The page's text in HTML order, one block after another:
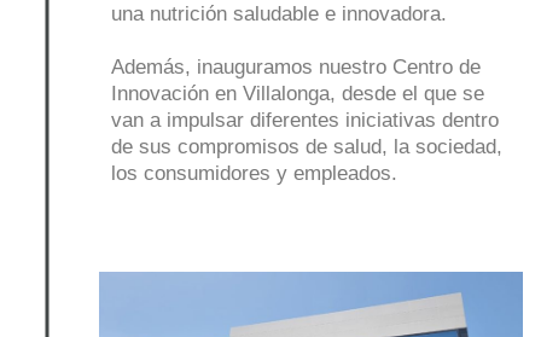
una nutrición saludable e innovadora.
Además, inauguramos nuestro Centro de
Innovación en Villalonga, desde el que se
van a impulsar diferentes iniciativas dentro
de sus compromisos de salud, la sociedad,
los consumidores y empleados.